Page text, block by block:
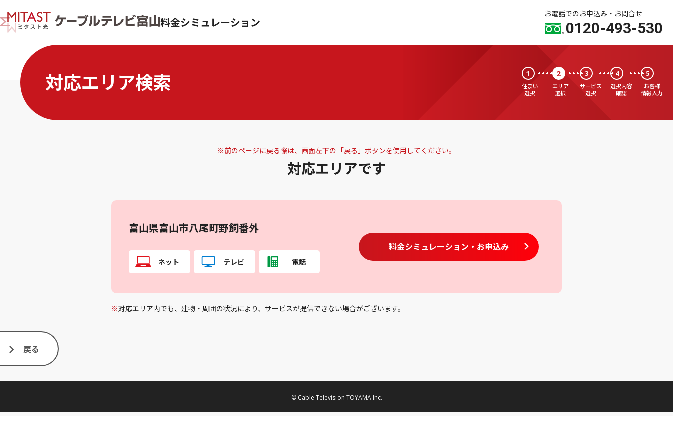
料金シミュレーション
お電話でのお申込み・お問合せ
0120-493-530
対応エリア検索 1
住まい
選択
2
エリア
選択
3
サービス
選択
4
選択内容
確認
5
お客様
情報入力
※前のページに戻る際は、画面左下の「戻る」ボタンを使用してください。
対応エリアです
富山県富山市八尾町野飼番外
ネット テレビ 電話
料金シミュレーション ・お申込み
※対応エリア内でも、建物・周囲の状況により、サービスが提供できない場合がございます。
戻る
© Cable Television TOYAMA Inc.